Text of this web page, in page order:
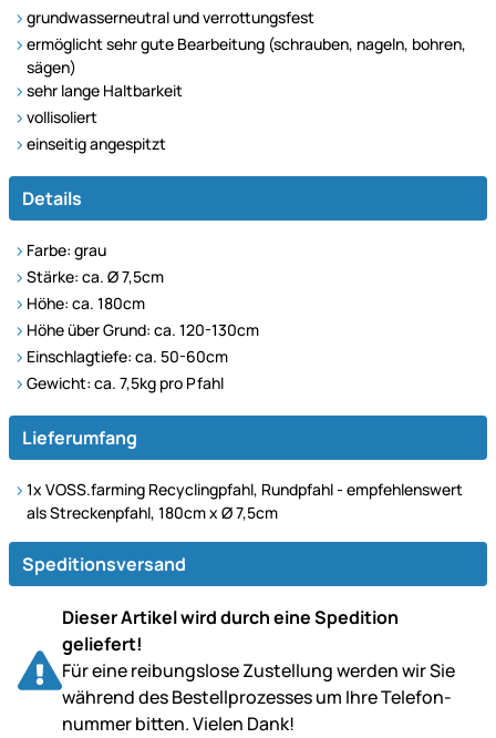
grundwasserneutral und verrottungsfest
ermöglicht sehr gute Bearbeitung (schrauben, nageln, bohren,
sägen)
sehr lange Haltbarkeit
vollisoliert
einseitig angespitzt
Details
Farbe: grau
Stärke: ca. Ø 7,5cm
Höhe: ca. 180cm
Höhe über Grund: ca. 120-130cm
Einschlagtiefe: ca. 50-60cm
Gewicht: ca. 7,5kg pro Pfahl
Lieferumfang
1x VOSS.farming Recyclingpfahl, Rundpfahl - empfehlenswert
als Streckenpfahl, 180cm x Ø 7,5cm
Speditionsversand
Dieser Artikel wird durch eine Spedition
geliefert!
Für eine reibungslose Zustellung werden wir Sie
während des Bestell­prozesses um Ihre Telefon­
nummer bitten. Vielen Dank!